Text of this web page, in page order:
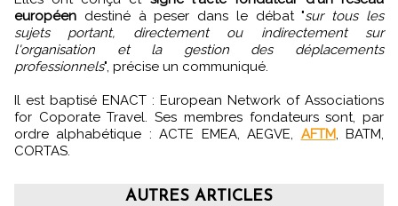
européen destiné à peser dans le débat "sur tous les
sujets portant, directement ou indirectement sur
l'organisation et la gestion des déplacements
professionnels", précise un communiqué.
Il est baptisé ENACT : European Network of Associations
for Coporate Travel. Ses membres fondateurs sont, par
ordre alphabétique : ACTE EMEA, AEGVE, AFTM, BATM,
CORTAS.
AUTRES ARTICLES